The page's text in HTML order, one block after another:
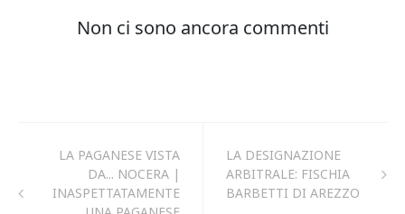
LA PAGANESE VISTA
DA... NOCERA |
INASPETTATAMENTE
LA DESIGNAZIONE
ARBITRALE: FISCHIA
BARBETTI DI AREZZO